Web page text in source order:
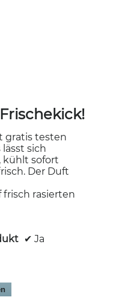
gratis testen
sich
kühlt sofort
Der Duft
rasierten
✔ Ja